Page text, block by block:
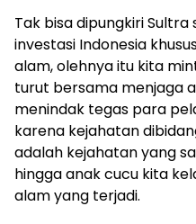
Tak bisa dipungkiri
investasi Indonesia
alam, olehnya itu kita
turut bersama menjaga
menindak tegas para
karena kejahatan
adalah kejahatan yang
hingga anak cucu kita
alam yang terjadi.